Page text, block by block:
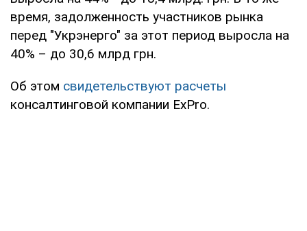
время, задолженность участников рынка
перед "Укрэнерго" за этот период выросла на
40% – до 30,6 млрд грн.
Об этом свидетельствуют расчеты
консалтинговой компании ExPro.